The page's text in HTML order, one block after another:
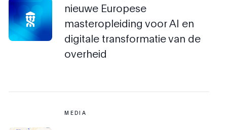
nieuwe Europese
masteropleiding voor AI en
digitale transformatie van de
overheid
MEDIA